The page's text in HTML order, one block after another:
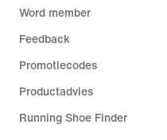
Word member
Feedback
Promotiecodes
Productadvies
Running Shoe Finder